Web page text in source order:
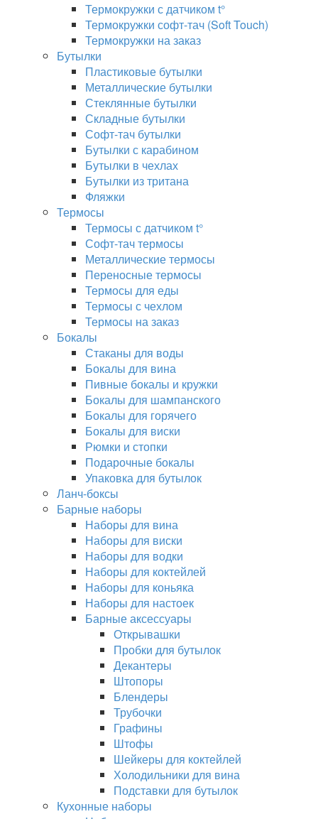
Термокружки с датчиком t°
Термокружки софт-тач (Soft Touch)
Термокружки на заказ
Бутылки
Пластиковые бутылки
Металлические бутылки
Стеклянные бутылки
Складные бутылки
Софт-тач бутылки
Бутылки с карабином
Бутылки в чехлах
Бутылки из тритана
Фляжки
Термосы
Термосы с датчиком t°
Софт-тач термосы
Металлические термосы
Переносные термосы
Термосы для еды
Термосы с чехлом
Термосы на заказ
Бокалы
Стаканы для воды
Бокалы для вина
Пивные бокалы и кружки
Бокалы для шампанского
Бокалы для горячего
Бокалы для виски
Рюмки и стопки
Подарочные бокалы
Упаковка для бутылок
Ланч-боксы
Барные наборы
Наборы для вина
Наборы для виски
Наборы для водки
Наборы для коктейлей
Наборы для коньяка
Наборы для настоек
Барные аксессуары
Открывашки
Пробки для бутылок
Декантеры
Штопоры
Блендеры
Трубочки
Графины
Штофы
Шейкеры для коктейлей
Холодильники для вина
Подставки для бутылок
Кухонные наборы